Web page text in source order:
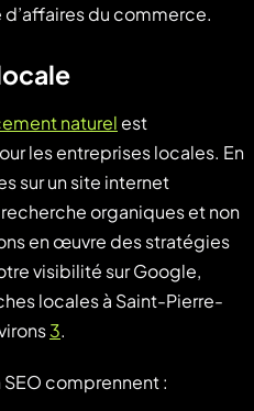
du commerce.
naturelest
les entreprises locales. En
sur un site internet
organiques et non
en œuvre des stratégies
visibilité sur Google,
locales à Saint-Pierre-
3.
comprennent :